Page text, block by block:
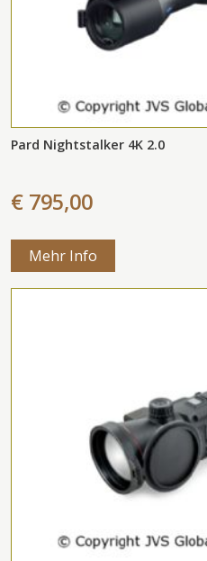
Pard Nightstalker 4K 2.0
€ 795,00
Mehr Info